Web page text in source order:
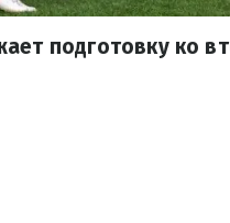
подготовку ко